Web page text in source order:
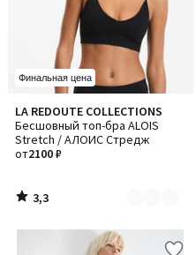
Финальная цена
LA REDOUTE COLLECTIONS
Бесшовный топ-бра ALOIS
Stretch / АЛОИС Стредж
от2100 ₽
3,3
/ 5
Количество
цветов:
2
3,3
/